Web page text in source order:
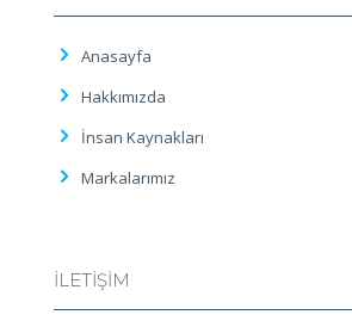
Anasayfa
Hakkımızda
İnsan Kaynakları
Markalarımız
İLETİŞİM